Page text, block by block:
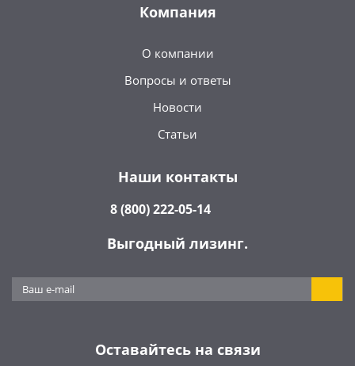
Компания
О компании
Вопросы и ответы
Новости
Статьи
Наши контакты
8 (800) 222-05-14
Выгодный лизинг.
Оставайтесь на связи